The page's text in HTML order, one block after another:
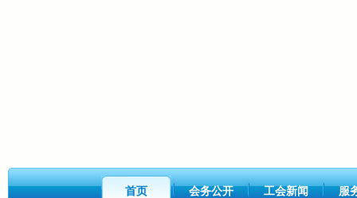
首页 会务公开 工会新闻 服